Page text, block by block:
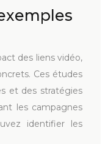
des liens vidéo,
Ces études
et des stratégies
les campagnes
identifier les